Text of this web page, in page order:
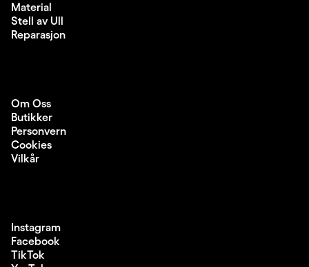
Material
Stell av Ull
Reparasjon
Om Oss
Butikker
Personvern
Cookies
Vilkår
Instagram
Facebook
TikTok